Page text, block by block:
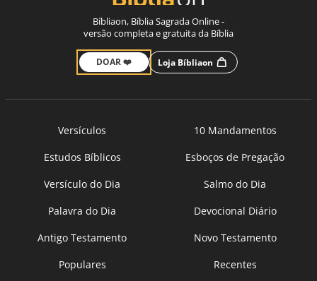
Bíbliaon, Bíblia Sagrada Online -
versão completa e gratuita da Bíblia
DOAR ❤️ Loja Bíbliaon
Versículos
10 Mandamentos
Estudos Bíblicos
Esboços de Pregação
Versículo do Dia
Salmo do Dia
Palavra do Dia
Devocional Diário
Antigo Testamento
Novo Testamento
Populares
Recentes